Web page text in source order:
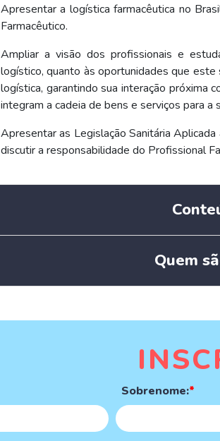
Apresentar a logística farmacêutica no
Farmacêutico.
Ampliar a visão dos profissionais e
logístico, quanto às oportunidades que
logística, garantindo sua interação próxima
integram a cadeia de bens e serviços para a
Apresentar as Legislação Sanitária
discutir a responsabilidade do Profissional
Quem
Sobrenome:*